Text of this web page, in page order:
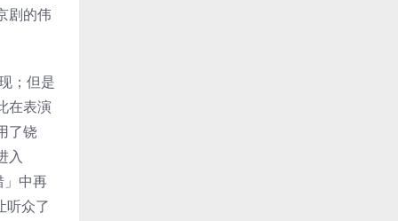
剧的伟
；但是
在表演
了铙
入
中再
听众了